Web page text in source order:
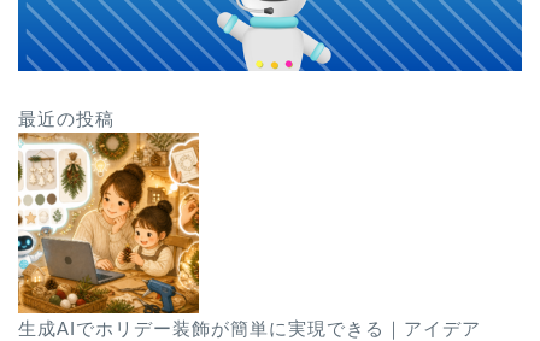
最近の投稿
生成AIでホリデー装飾が簡単に実現できる｜アイデア